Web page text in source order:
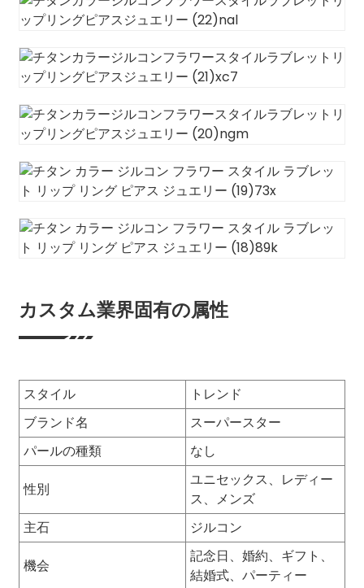
カスタム業界固有の属性
スタイル
トレンド
ブランド名
スーパースター
パールの種類
なし
性別
ユニセックス、レディー
ス、メンズ
主石
ジルコン
機会
記念日、婚約、ギフト、
結婚式、パーティー